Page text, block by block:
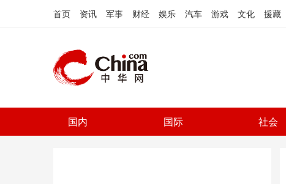
首页 资讯 军事 财经 娱乐 汽车 游戏 文化 援藏
国内 国际 社会